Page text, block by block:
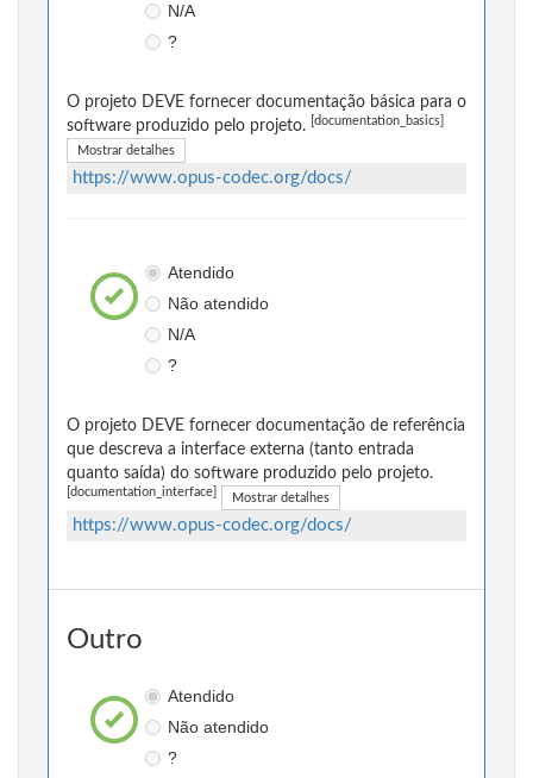
N/A
?
O projeto DEVE fornecer documentação básica para o
software produzido pelo projeto.
[documentation_basics]
Mostrar detalhes
https://www.opus-codec.org/docs/
Atendido
Não atendido
N/A
?
O projeto DEVE fornecer documentação de referência
que descreva a interface externa (tanto entrada
quanto saída) do software produzido pelo projeto.
[documentation_interface] Mostrar detalhes
https://www.opus-codec.org/docs/
Outro
Atendido
Não atendido
?